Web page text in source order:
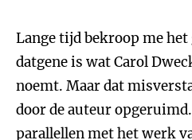
Lange tijd bekroop me het
datgene is wat Carol
noemt. Maar dat
door de auteur
parallellen met het werk